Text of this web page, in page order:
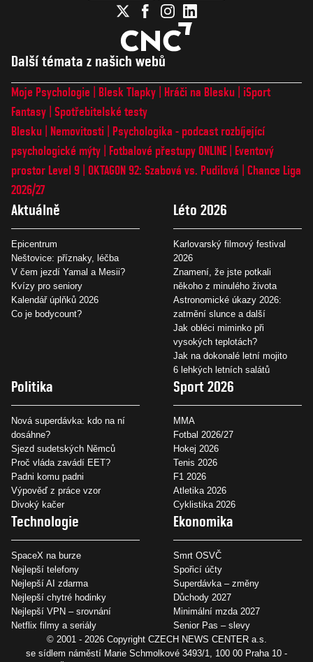
Další témata z našich webů
Moje Psychologie Blesk Tlapky Hráči na Blesku
iSport
Fantasy Spotřebitelské testy
Blesku
Nemovitosti
Psychologika - podcast rozbíjející
psychologické mýty
Fotbalové přestupy ONLINE
Eventový
prostor Level 9 OKTAGON 92: Szabová vs. Pudilová
Chance Liga
2026/27
Aktuálně
Epicentrum
Neštovice: příznaky, léčba
V čem jezdí Yamal a Mesii?
Kvízy pro seniory
Kalendář úplňků 2026
Co je bodycount?
Léto 2026
Karlovarský filmový festival
2026
Znamení, že jste potkali
někoho z minulého života
Astronomické úkazy 2026:
zatmění slunce a další
Jak obléci miminko při
vysokých teplotách?
Jak na dokonalé letní mojito
6 lehkých letních salátů
Politika
Nová superdávka: kdo na ní
dosáhne?
Sjezd sudetských Němců
Proč vláda zavádí EET?
Padni komu padni
Výpověď z práce vzor
Divoký kačer
Sport 2026
MMA
Fotbal 2026/27
Hokej 2026
Tenis 2026
F1 2026
Atletika 2026
Cyklistika 2026
Technologie
SpaceX na burze
Nejlepší telefony
Nejlepší AI zdarma
Nejlepší chytré hodinky
Nejlepší VPN – srovnání
Netflix filmy a seriály
Ekonomika
Smrt OSVČ
Spořicí účty
Superdávka – změny
Důchody 2027
Minimální mzda 2027
Senior Pas – slevy
© 2001 - 2026 Copyright CZECH NEWS CENTER a.s.
se sídlem náměstí Marie Schmolkové 3493/1, 100 00 Praha 10 -